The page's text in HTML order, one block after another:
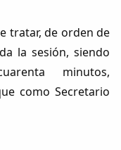
tratar, de orden de
la sesión, siendo
minutos,
como Secretario